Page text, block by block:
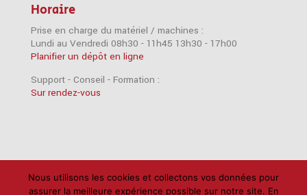
Horaire
Prise en charge du matériel / machines :
Lundi au Vendredi 08h30 - 11h45 13h30 - 17h00
Planifier un dépôt en ligne
Support - Conseil - Formation :
Sur rendez-vous
Accessoires Imprimantes iPad
iPhone
Nous utilisons les cookies et collectons vos données pour
assurer la meilleure expérience possible sur notre site. En